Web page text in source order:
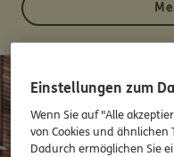
Einstellungen zum
Wenn Sie auf "Alle
von Cookies und ähnlichen
Dadurch ermöglichen Sie